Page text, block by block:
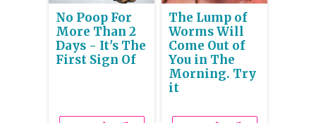
No Poop For
More Than 2
Days - It's The
First Sign Of
The Lump of
Worms Will
Come Out of
You in The
Morning. Try
it